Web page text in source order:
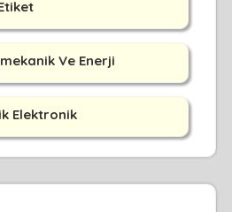
Ve Enerji
Elektronik